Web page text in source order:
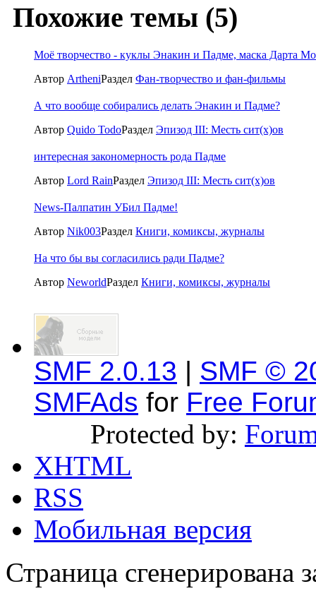
Похожие темы (5)
Моё творчество - куклы Энакин и Падме, маска Дарта
Автор ArtheniРаздел Фан-творчество и фан-фильмы
А что вообще собирались делать Энакин и Падме?
Автор Quido TodoРаздел Эпизод III: Месть сит(x)ов
интересная закономерность рода Падме
Автор Lord RainРаздел Эпизод III: Месть сит(x)ов
News-Палпатин УБил Падме!
Автор Nik003Раздел Книги, комиксы, журналы
На что бы вы согласились ради Падме?
Автор NeworldРаздел Книги, комиксы, журналы
SMF 2.0.13 | SMF ©
SMFAds for Free
Protected by:
XHTML
RSS
Мобильная версия
Страница сгенерирована